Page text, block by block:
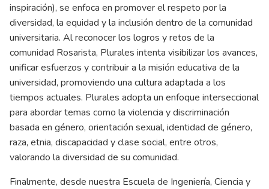
inspiración), se enfoca en promover el respeto por la
diversidad, la equidad y la inclusión dentro de la comunidad
universitaria. Al reconocer los logros y retos de la
comunidad Rosarista, Plurales intenta visibilizar los avances,
unificar esfuerzos y contribuir a la misión educativa de la
universidad, promoviendo una cultura adaptada a los
tiempos actuales. Plurales adopta un enfoque interseccional
para abordar temas como la violencia y discriminación
basada en género, orientación sexual, identidad de género,
raza, etnia, discapacidad y clase social, entre otros,
valorando la diversidad de su comunidad.
Finalmente, desde nuestra Escuela de Ingeniería, Ciencia y